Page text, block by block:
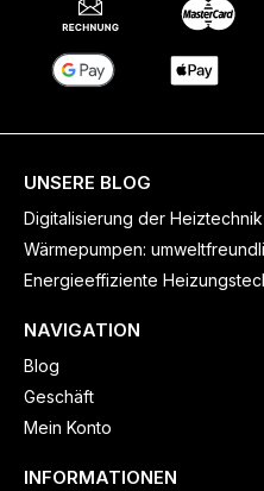
UNSERE BLOG
Digitalisierung der Heiztechnik
Wärmepumpen:
Energieeffiziente
NAVIGATION
Blog
Geschäft
Mein Konto
INFORMATIONEN